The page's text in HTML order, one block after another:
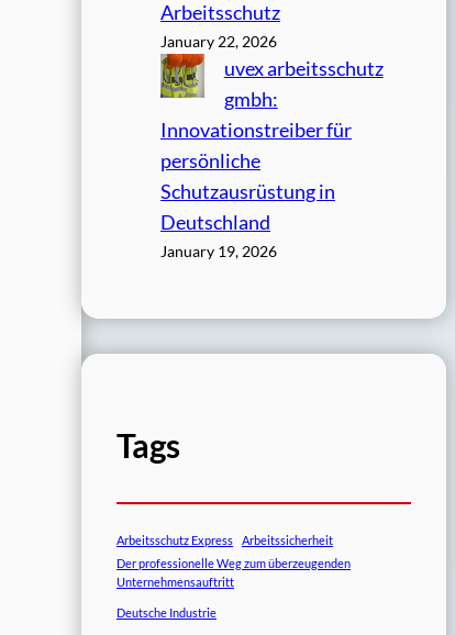
Arbeitsschutz
January 22, 2026
uvex arbeitsschutz
gmbh:
Innovationstreiber für
persönliche
Schutzausrüstung in
Deutschland
January 19, 2026
Tags
Arbeitsschutz Express
Arbeitssicherheit
Der professionelle Weg zum überzeugenden
Unternehmensauftritt
Deutsche Industrie